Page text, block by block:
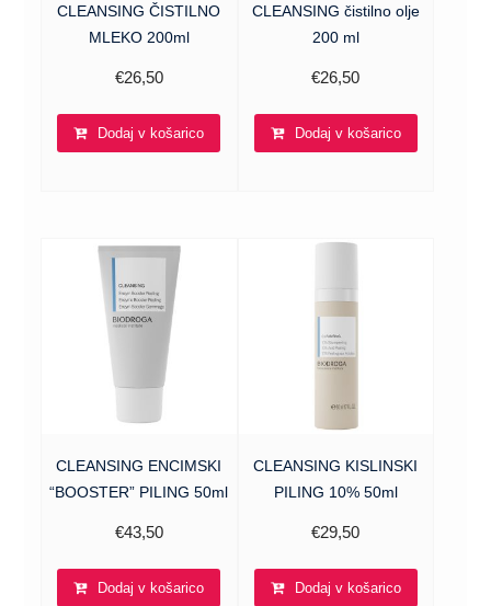
CLEANSING ČISTILNO
MLEKO 200ml
€26,50
Dodaj v košarico
CLEANSING čistilno olje
200 ml
€26,50
Dodaj v košarico
CLEANSING ENCIMSKI
“BOOSTER” PILING 50ml
€43,50
Dodaj v košarico
CLEANSING KISLINSKI
PILING 10% 50ml
€29,50
Dodaj v košarico